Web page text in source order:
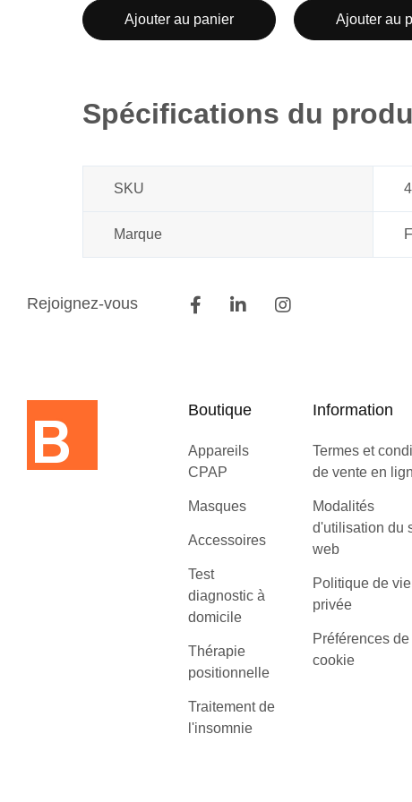
Ajouter au panier Ajouter au
Spécifications du
SKU
Marque
Rejoignez-vous
Boutique
Appareils
CPAP
Masques
Accessoires
Test
diagnostic à
domicile
Thérapie
positionnelle
Traitement de
l'insomnie
Information
Termes et
de vente en
Modalités
d'utilisation du
web
Politique de vie
privée
Préférences de
cookie